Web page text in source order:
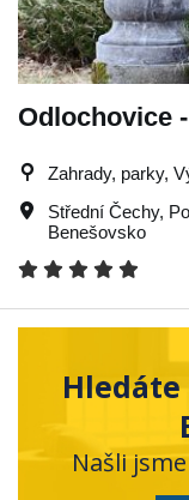
Odlochovice
Zahrady, parky,
Střední Čechy,
Benešovsko
Našli